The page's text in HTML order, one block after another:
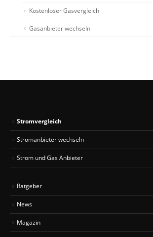
Kostenloser Gasvergleich
Gasanbieter wechseln
Stromvergleich
Stromanbieter wechseln
Strom und Gas Anbieter
Ratgeber
News
Magazin